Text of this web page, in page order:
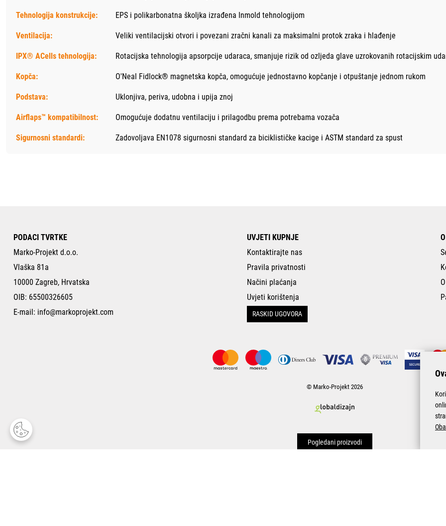
Tehnologija konstrukcije: EPS i polikarbonatna školjka izrađena Inmold tehnologijom
Ventilacija: Veliki ventilacijski otvori i povezani zračni kanali za maksimalni protok zraka i hlađenje
IPX® ACells tehnologija: Rotacijska tehnologija apsorpcije udaraca, smanjuje rizik od ozljeda glave uzrokovanih rotacijskim
Kopča: O'Neal Fidlock® magnetska kopča, omogućuje jednostavno kopčanje i otpuštanje jednom rukom
Podstava: Uklonjiva, periva, udobna i upija znoj
Airflaps™ kompatibilnost: Omogućuje dodatnu ventilaciju i prilagodbu prema potrebama vozača
Sigurnosni standardi: Zadovoljava EN1078 sigurnosni standard za biciklističke kacige i ASTM standard za spust
Pogledani proizvodi
PODACI TVRTKE
Marko-Projekt d.o.o.
Vlaška 81a
10000 Zagreb, Hrvatska
OIB: 65500326605
E-mail: info@markoprojekt.com
UVJETI KUPNJE
Kontaktirajte nas
Pravila privatnosti
Načini plaćanja
Uvjeti korištenja
RASKID UGOVORA
© Marko-Projekt 2026